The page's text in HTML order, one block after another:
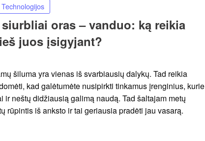
Technologijos
oras – vanduo: ką reikia
juos įsigyjant?
šiluma yra vienas iš svarbiausių dalykų. Tad reikia
kad galėtumėte nusipirkti tinkamus įrenginius, kurie
ir neštų didžiausią galimą naudą. Tad šaltajam metų
rūpintis iš anksto ir tai geriausia pradėti jau vasarą.